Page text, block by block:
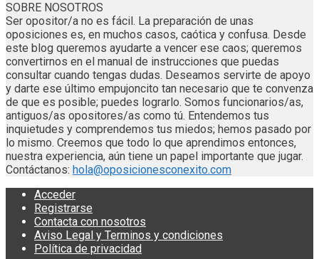
SOBRE NOSOTROS
Ser opositor/a no es fácil. La preparación de unas
oposiciones es, en muchos casos, caótica y confusa. Desde
este blog queremos ayudarte a vencer ese caos; queremos
convertirnos en el manual de instrucciones que puedas
consultar cuando tengas dudas. Deseamos servirte de apoyo
y darte ese último empujoncito tan necesario que te convenza
de que es posible; puedes lograrlo. Somos funcionarios/as,
antiguos/as opositores/as como tú. Entendemos tus
inquietudes y comprendemos tus miedos; hemos pasado por
lo mismo. Creemos que todo lo que aprendimos entonces,
nuestra experiencia, aún tiene un papel importante que jugar.
Contáctanos: hola@oposicionesconexito.com
Acceder
Registrarse
Contacta con nosotros
Aviso Legal y Terminos y condiciones
Política de privacidad